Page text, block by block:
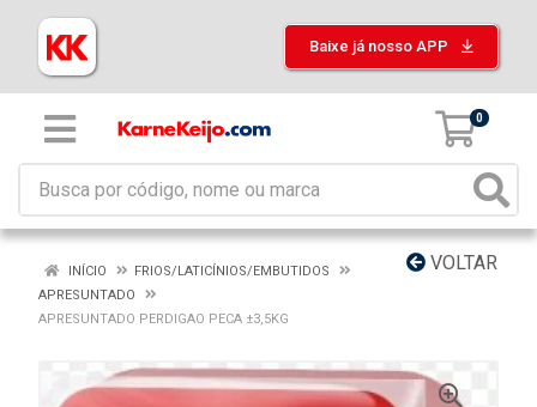
Baixe já nosso APP
0
VOLTAR
INÍCIO
FRIOS/LATICÍNIOS/EMBUTIDOS
APRESUNTADO
APRESUNTADO PERDIGAO PECA ±3,5KG